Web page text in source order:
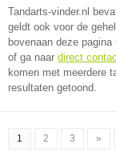
Tandarts-vinder.nl
geldt ook voor de
bovenaan deze
of ga naar direct
komen met meerdere
resultaten getoond.
1 2 3 »